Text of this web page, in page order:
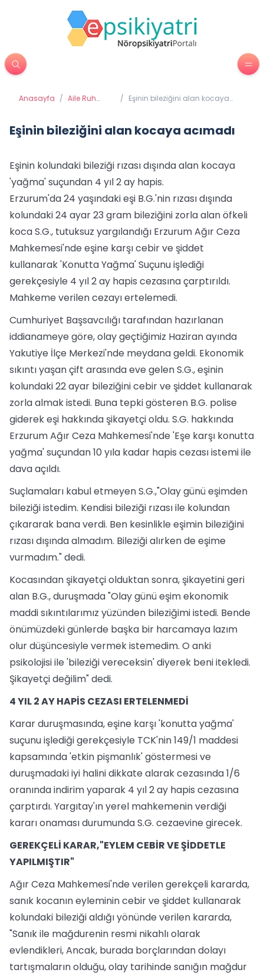
Anasayfa / Aile Ruh
/ Eşinin bileziğini alan kocaya
Eşinin bileziğini alan kocaya acımadı
Eşinin kolundaki bileziği rızası dışında alan kocaya
'yağma' suçundan 4 yıl 2 ay hapis.
Erzurum'da 24 yaşındaki eşi B.G.'nin rızası dışında
kolundaki 24 ayar 23 gram bileziğini zorla alan öfkeli
koca S.G., tutuksuz yargılandığı Erzurum Ağır Ceza
Mahkemesi'nde eşine karşı cebir ve şiddet
kullanarak 'Konutta Yağma' Suçunu işlediği
gerekçesiyle 4 yıl 2 ay hapis cezasına çarptırıldı.
Mahkeme verilen cezayı ertelemedi.
Cumhuriyet Başsavcılığı tarafından hazırlanan
iddianameye göre, olay geçtiğimiz Haziran ayında
Yakutiye İlçe Merkezi'nde meydana geldi. Ekonomik
sıkıntı yaşan çift arasında eve gelen S.G., eşinin
kolundaki 22 ayar bileziğini cebir ve şiddet kullanarak
zorla almak istedi. Buna tepki gösteren B.G. polise
giderek eşi hakkında şikayetçi oldu. S.G. hakkında
Erzurum Ağır Ceza Mahkemesi'nde 'Eşe karşı konutta
yağma' suçundan 10 yıla kadar hapis cezası istemi ile
dava açıldı.
Suçlamaları kabul etmeyen S.G.,"Olay günü eşimden
bileziği istedim. Kendisi bileziği rızası ile kolundan
çıkararak bana verdi. Ben kesinlikle eşimin bileziğini
rızası dışında almadım. Bileziği alırken de eşime
vurmadım." dedi.
Kocasından şikayetçi olduktan sonra, şikayetini geri
alan B.G., duruşmada "Olay günü eşim ekonomik
maddi sıkıntılarımız yüzünden bileziğimi istedi. Bende
önümüzdeki günlerde başka bir harcamaya lazım
olur düşüncesiyle vermek istemedim. O anki
psikolojisi ile 'bileziği vereceksin' diyerek beni itekledi.
Şikayetçi değilim" dedi.
4 YIL 2 AY HAPİS CEZASI ERTELENMEDİ
Karar duruşmasında, eşine karşı 'konutta yağma'
suçunu işlediği gerekçesiyle TCK'nin 149/1 maddesi
kapsamında 'etkin pişmanlık' göstermesi ve
duruşmadaki iyi halini dikkate alarak cezasında 1/6
oranında indirim yaparak 4 yıl 2 ay hapis cezasına
çarptırdı. Yargıtay'ın yerel mahkemenin verdiği
kararı onaması durumunda S.G. cezaevine girecek.
GEREKÇELİ KARAR,"EYLEM CEBİR VE ŞİDDETLE
YAPILMIŞTIR"
Ağır Ceza Mahkemesi'nde verilen gerekçeli kararda,
sanık kocanın eyleminin cebir ve şiddet kullanarak
kolundaki bileziği aldığı yönünde verilen kararda,
"Sanık ile mağdurenin resmi nikahlı olarak
evlendikleri, Ancak, burada borçlarından dolayı
tartışmaların olduğu, olay tarihinde sanığın mağdur